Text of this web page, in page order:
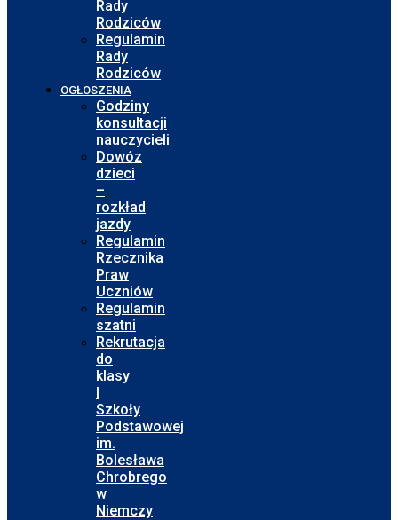
Rady
Rodziców
Regulamin
Rady
Rodziców
OGŁOSZENIA
Godziny
konsultacji
nauczycieli
Dowóz
dzieci
–
rozkład
jazdy
Regulamin
Rzecznika
Praw
Uczniów
Regulamin
szatni
Rekrutacja
do
klasy
I
Szkoły
Podstawowej
im.
Bolesława
Chrobrego
w
Niemczy